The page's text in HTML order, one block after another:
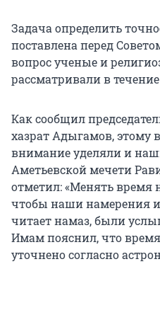
Задача определить
поставлена перед
вопрос ученые и
рассматривали в
Как сообщил
хазрат Адыгамов, этому
внимание уделяли и
Аметьевской мечети
отметил: «Менять время
чтобы наши намерения и
читает намаз, были
Имам пояснил, что
уточнено согласно